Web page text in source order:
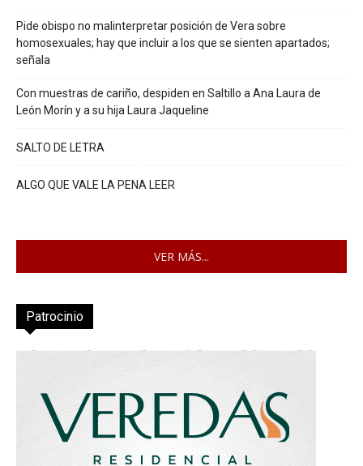
Pide obispo no malinterpretar posición de Vera sobre
homosexuales; hay que incluir a los que se sienten apartados;
señala
Con muestras de cariño, despiden en Saltillo a Ana Laura de
León Morín y a su hija Laura Jaqueline
SALTO DE LETRA
ALGO QUE VALE LA PENA LEER
VER MÁS...
Patrocinio